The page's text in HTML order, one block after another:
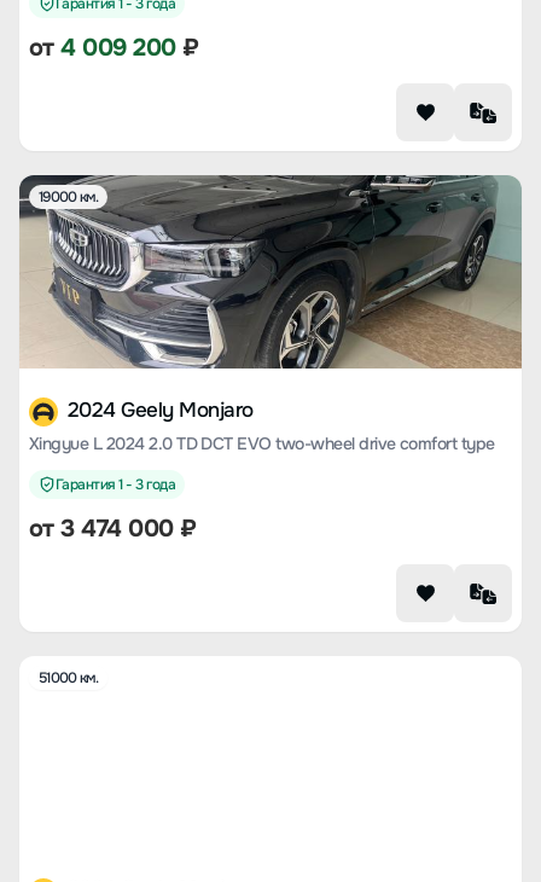
от4 009 200₽
19000 км.
2024 Geely Monjaro
Xingyue L 2024 2.0 TD DCT EVO two-wheel drive comfort type
Гарантия 1 - 3 года
от3 474 000₽
51000 км.